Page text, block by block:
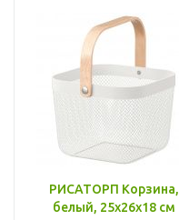
РИСАТОРП Корзина,
белый, 25x26x18 см